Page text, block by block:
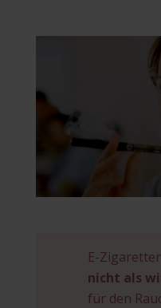
E-
nicht als
für den